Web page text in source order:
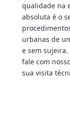
qualidade na
absoluta é o
urbanas de
e sem sujeira.
fale com
sua visita